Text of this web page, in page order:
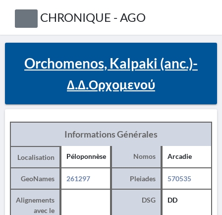
CHRONIQUE - AGO
Orchomenos, Kalpaki (anc.)-
Δ.Δ.Ορχομενού
Informations Générales
Localisation Péloponnèse Nomos Arcadie
GeoNames 261297 Pleiades 570535
Alignements
avec le
DSG DD